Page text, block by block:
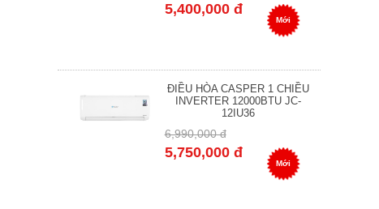
5,400,000 đ
Mới
ĐIỀU HÒA CASPER 1 CHIỀU
INVERTER 12000BTU JC-
12IU36
6,990,000 đ
5,750,000 đ
Mới